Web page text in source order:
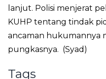
lanjut. Polisi menjerat
KUHP tentang tindak
ancaman hukumannya
pungkasnya. (Syad)
Tags